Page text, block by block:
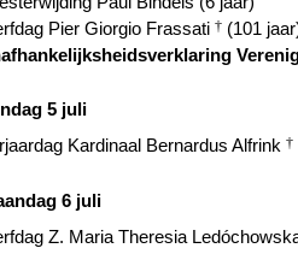
Pier Giorgio Frassati † (101
5 juli
Kardinaal Bernardus Alfrink †
6 juli
Z. Maria Theresia